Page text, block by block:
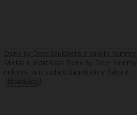
Done by Deer šaukštelis ir šakutė
Mielas ir praktiškas Done by Deer
rinkinys, kurį sudaro šaukštelis ir šakutė..